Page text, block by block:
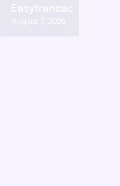
Easytransac
August 7, 2026